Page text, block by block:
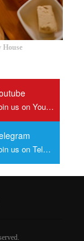
House
Join us on Youtube
Join us on Telegram